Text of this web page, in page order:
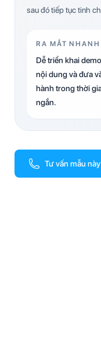
sau đó tiếp tục tinh
RA MẮT NHANH
Dễ triển khai
nội dung và đưa
hành trong thời
ngắn.
Tư vấn mẫu này